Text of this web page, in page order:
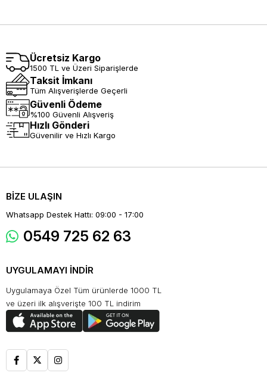
Ücretsiz Kargo
1500 TL ve Üzeri Siparişlerde
Taksit İmkanı
Tüm Alışverişlerde Geçerli
Güvenli Ödeme
%100 Güvenli Alışveriş
Hızlı Gönderi
Güvenilir ve Hızlı Kargo
BİZE ULAŞIN
Whatsapp Destek Hattı: 09:00 - 17:00
0549 725 62 63
UYGULAMAYI İNDİR
Uygulamaya Özel Tüm ürünlerde 1000 TL
ve üzeri ilk alışverişte 100 TL indirim